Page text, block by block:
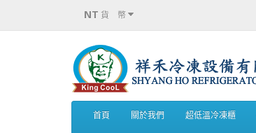
NT 貨 幣
首頁 關於我們 超低溫冷凍櫃